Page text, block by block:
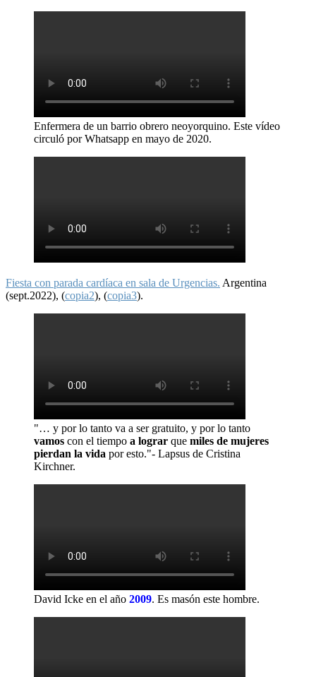
Enfermera de un barrio obrero neoyorquino. Este vídeo
circuló por Whatsapp en mayo de 2020.
Fiesta con parada cardíaca en sala de Urgencias. Argentina
(sept.2022), (copia2), (copia3).
"… y por lo tanto va a ser gratuito, y por lo tanto
vamos con el tiempo a lograr que miles de mujeres
pierdan la vida por esto."- Lapsus de Cristina
Kirchner.
David Icke en el año 2009. Es masón este hombre.